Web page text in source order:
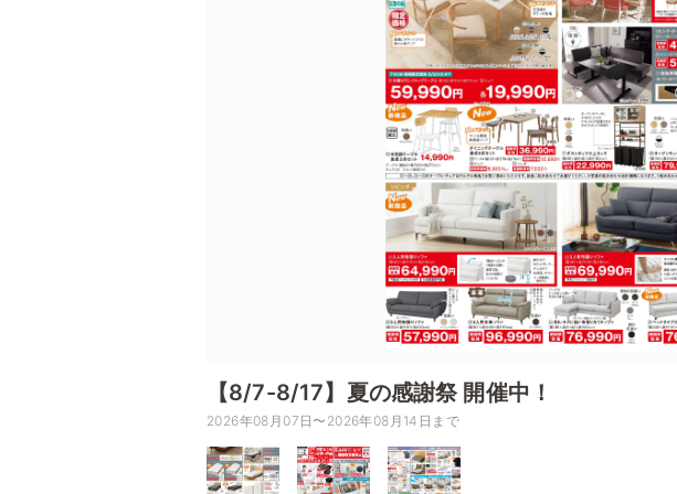
【8/7-8/17】夏の感謝祭 開催中！
2026年08月07日〜2026年08月14日まで